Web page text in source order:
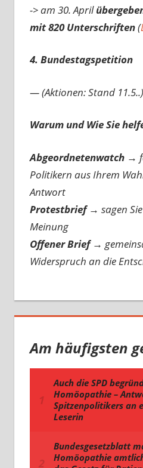
-> am 30. April
mit 820 Unterschriften(
4. Bundestagspetition
— (Aktionen: Stand
Warum und Wie Sie
Abgeordnetenwatch →
Politikern aus Ihrem
Antwort
Protestbrief → sagen
Meinung
Offener Brief →
Widerspruch an die
Am häufigsten